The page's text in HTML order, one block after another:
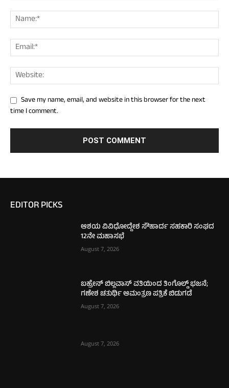
Save my name, email, and website in this browser for the next
time I comment.
EDITOR PICKS
ಆಶಯ ವಿವಿಧೋದ್ದೇಶ ಸೌಹಾರ್ದ ಸಹಕಾರಿ ಸಂಘದ
12ನೇ ಮಹಾಸಭೆ
August 7, 2026
ಬಹ್ರೇನ್ ಬಿಲ್ಲವಾಸ್ ವತಿಯಿಂದ ತಿಂಗೊಲ್ಡ್ ಭಜನೆ;
ಗಣೇಶ ಚತುರ್ಥಿ ಆಮಂತ್ರಣ ಪತ್ರಿಕೆ ಬಿಡುಗಡೆ
August 7, 2026
August 7, 2026